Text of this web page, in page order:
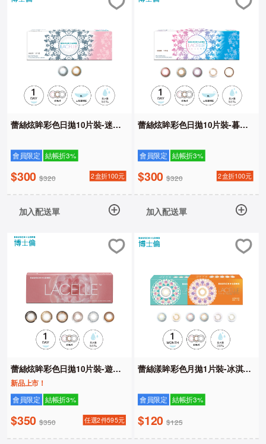
蕾絲炫眸彩色日拋10片裝-迷眸
會員限定 結帳折3%
$300 $320 2盒折100元
加入配送單
蕾絲炫眸彩色日拋10片裝-暮光
會員限定 結帳折3%
$300 $320 2盒折100元
加入配送單
蕾絲炫眸彩色日拋10片裝-遊樂
園系列
新品上市！
會員限定 結帳折3%
$350 $350 任選2件595元
蕾絲漾眸彩色月拋1片裝-冰淇淋
會員限定 結帳折3%
$120 $125